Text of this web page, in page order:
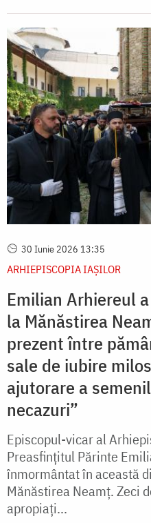
30 Iunie 2026 13:35
ARHIEPISCOPIA IAŞILOR
Emilian Arhiereul
la Mănăstirea
prezent între
sale de iubire
ajutorare a
necazuri”
Episcopul-vicar al
Preasfințitul Părinte
înmormântat în această
Mănăstirea Neamț. Zeci
apropiați...